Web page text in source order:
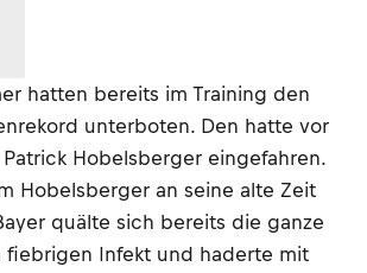
hatten bereits im Training den
unterboten. Den hatte vor
Hobelsberger eingefahren.
Hobelsberger an seine alte Zeit
quälte sich bereits die ganze
fiebrigen Infekt und haderte mit